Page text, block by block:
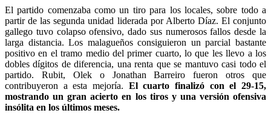
El partido comenzaba como un tiro para los locales, sobre todo a
partir de las segunda unidad liderada por Alberto Díaz. El conjunto
gallego tuvo colapso ofensivo, dado sus numerosos fallos desde la
larga distancia. Los malagueños consiguieron un parcial bastante
positivo en el tramo medio del primer cuarto, lo que les llevo a los
dobles dígitos de diferencia, una renta que se mantuvo casi todo el
partido. Rubit, Olek o Jonathan Barreiro fueron otros que
contribuyeron a esta mejoría. El cuarto finalizó con el 29-15,
mostrando un gran acierto en los tiros y una versión ofensiva
insólita en los últimos meses.